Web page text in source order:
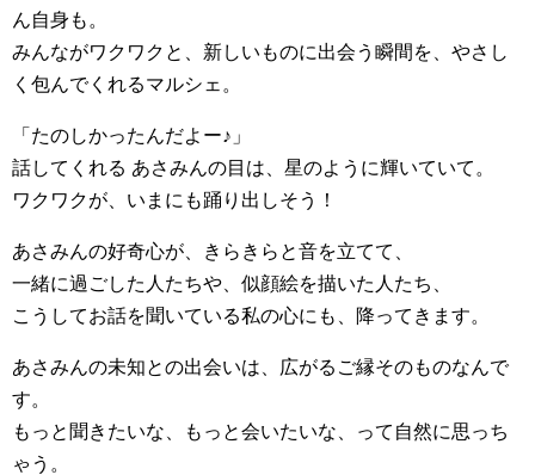
ん自身も。
みんながワクワクと、新しいものに出会う瞬間を、やさし
く包んでくれるマルシェ。
「たのしかったんだよー♪」
話してくれる あさみんの目は、星のように輝いていて。
ワクワクが、いまにも踊り出しそう！
あさみんの好奇心が、きらきらと音を立てて、
一緒に過ごした人たちや、似顔絵を描いた人たち、
こうしてお話を聞いている私の心にも、降ってきます。
あさみんの未知との出会いは、広がるご縁そのものなんで
す。
もっと聞きたいな、もっと会いたいな、って自然に思っち
ゃう。